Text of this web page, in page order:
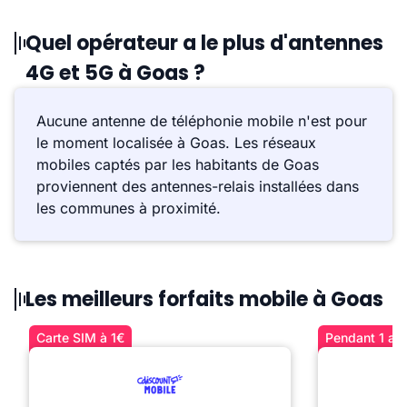
Quel opérateur a le plus d'antennes
4G et 5G à Goas ?
Aucune antenne de téléphonie mobile n'est pour
le moment localisée à Goas. Les réseaux
mobiles captés par les habitants de Goas
proviennent des antennes-relais installées dans
les communes à proximité.
Les meilleurs forfaits mobile à Goas
Carte SIM à 1€ Pendant 1